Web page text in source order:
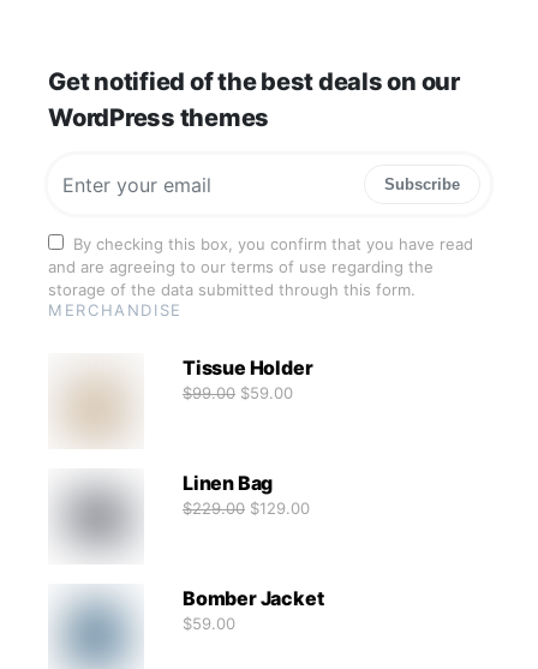
Get notified of the best deals on our
WordPress themes
Subscribe
By checking this box, you confirm that you have read
and are agreeing to our terms of use regarding the
storage of the data submitted through this form.
MERCHANDISE
Tissue Holder
$99.00 $59.00
Linen Bag
$229.00 $129.00
Bomber Jacket
$59.00